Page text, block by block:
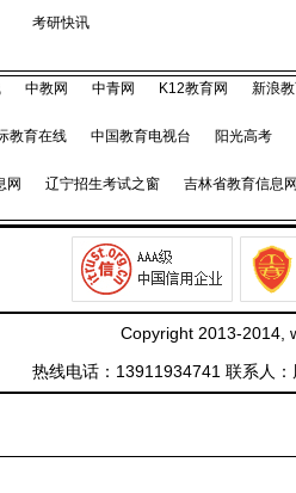
考研快讯
中教网 中青网 K12教育网 新浪
教育在线 中国教育电视台 阳光高考
网 辽宁招生考试之窗 吉林省教育信息
Copyright 2013-2014,
热线电话：13911934741 联系人